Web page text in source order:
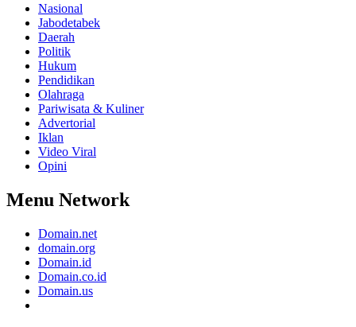
Nasional
Jabodetabek
Daerah
Politik
Hukum
Pendidikan
Olahraga
Pariwisata & Kuliner
Advertorial
Iklan
Video Viral
Opini
Menu Network
Domain.net
domain.org
Domain.id
Domain.co.id
Domain.us